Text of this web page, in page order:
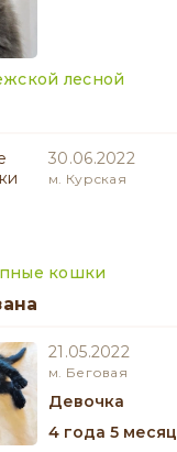
лесной
30.06.2022
м. Курская
кошки
21.05.2022
м. Беговая
девочка
4 года 5